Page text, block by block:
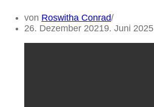
von Roswitha Conrad
26. Dezember 20219. Juni 2025